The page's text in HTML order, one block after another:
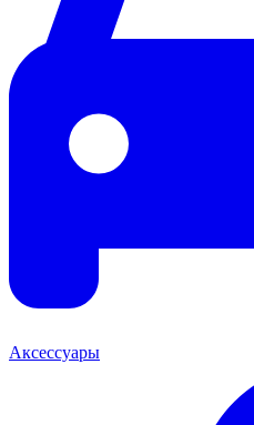
Аксессуары